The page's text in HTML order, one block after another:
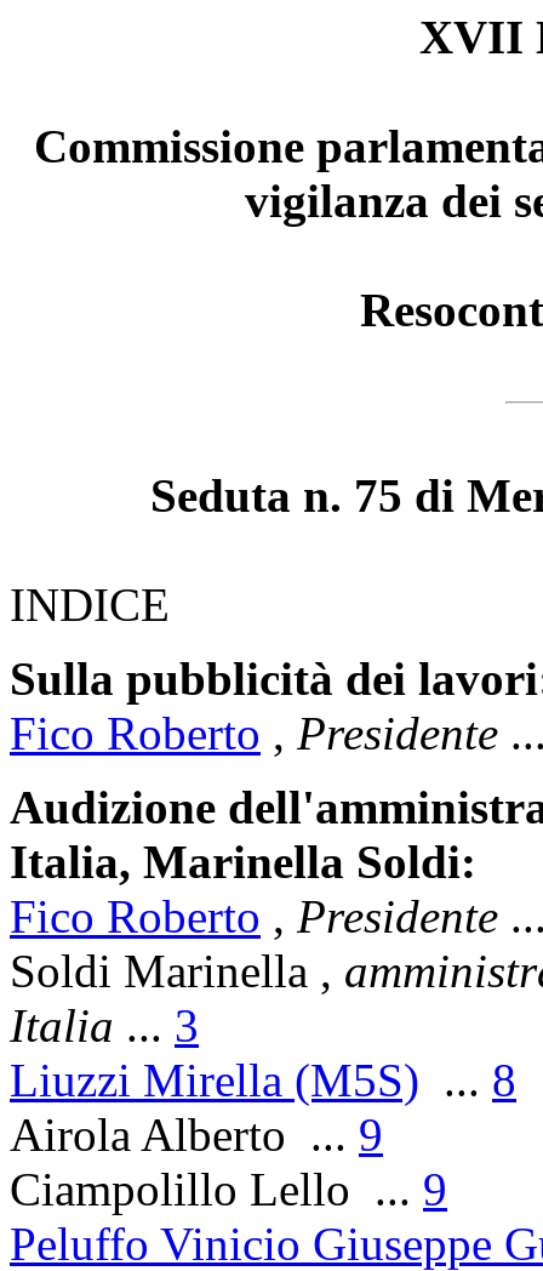
XVII
Commissione
vigilanza dei
Seduta n. 75 di
INDICE
Sulla pubblicità dei
Fico Roberto , Presidente
Audizione
Italia, Marinella Soldi:
Fico Roberto , Presidente
Soldi Marinella ,
Italia ... 3
Liuzzi Mirella (M5S) ... 8
Airola Alberto ... 9
Ciampolillo Lello ... 9
Peluffo Vinicio Giuseppe